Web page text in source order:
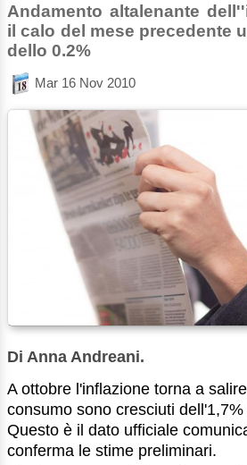
Andamento altalenante
il calo del mese precedente
dello 0.2%
Mar 16 Nov 2010
Di Anna Andreani.
A ottobre l'inflazione torna a
consumo sono cresciuti
Questo è il dato ufficiale
conferma le stime preliminari.